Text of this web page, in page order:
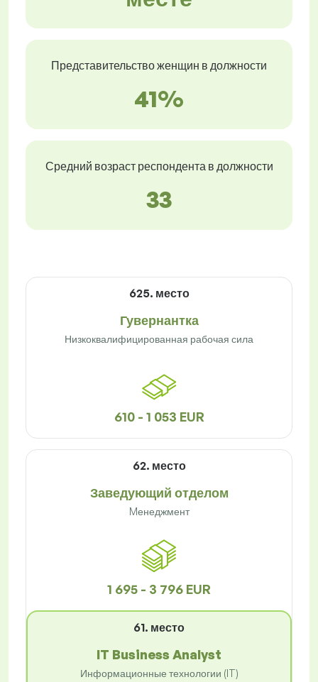
Представительство женщин в должности
41%
Средний возраст респондента в должности
33
625. место
Гувернантка
Низкоквалифицированная рабочая сила
610 - 1 053 EUR
62. место
Заведующий отделом
Mенеджмент
1 695 - 3 796 EUR
61. место
IT Business Analyst
Информационные технологии (IT)